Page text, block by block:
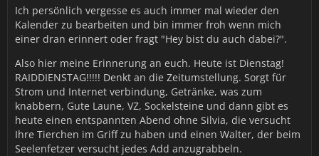
Ich persönlich vergesse es auch immer mal wieder den
Kalender zu bearbeiten und bin immer froh wenn mich
einer dran erinnert oder fragt "Hey bist du auch dabei?".
Also hier meine Erinnerung an euch. Heute ist Dienstag!
RAIDDIENSTAG!!!!! Denkt an die Zeitumstellung. Sorgt für
Strom und Internet verbindung, Getränke, was zum
knabbern, Gute Laune, VZ, Sockelsteine und dann gibt es
heute einen entspannten Abend ohne Silvia, die versucht
Ihre Tierchen im Griff zu haben und einen Walter, der beim
Seelenfetzer versucht jedes Add anzugrabbeln.